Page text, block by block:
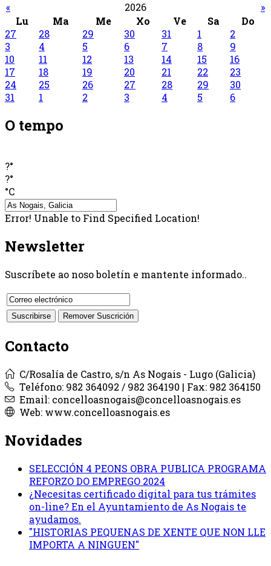
« 2026
»
Lu
Ma Me Xo Ve Sa
Do
27
28 29 30 31 1
2
3
4 5 6 7 8
9
10
11 12 13 14 15
16
17
18 19 20 21 22
23
24
25 26 27 28 29
30
31
1 2 3 4 5 6
O tempo
?°
?°
°C
Error! Unable to Find Specified Location!
Newsletter
Suscríbete ao noso boletín e mantente informado..
Contacto
C/Rosalía de Castro, s/n As Nogais - Lugo (Galicia)
Teléfono: 982 364092 / 982 364190 | Fax: 982 364150
Email: concelloasnogais@concelloasnogais.es
Web: www.concelloasnogais.es
Novidades
SELECCIÓN 4 PEONS OBRA PUBLICA PROGRAMA
REFORZO DO EMPREGO 2024
¿Necesitas certificado digital para tus trámites
on-line? En el Ayuntamiento de As Nogais te
ayudamos.
"HISTORIAS PEQUENAS DE XENTE QUE NON LLE
IMPORTA A NINGUEN"